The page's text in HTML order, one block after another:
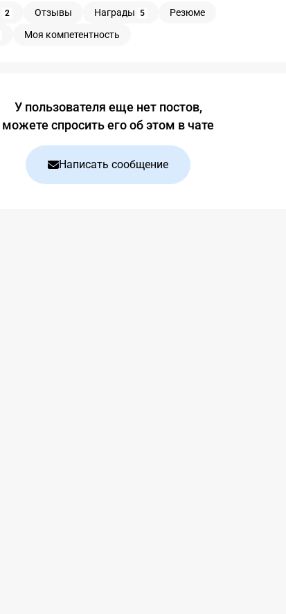
2 Отзывы Награды 5
Резюме
Моя компетентность
У пользователя еще нет постов,
можете спросить его об этом в чате
Написать сообщение